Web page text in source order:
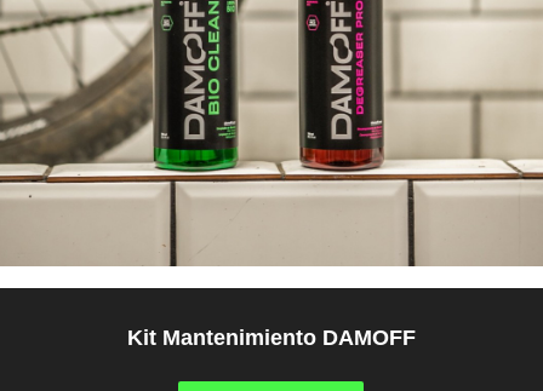
Kit Mantenimiento DAMOFF